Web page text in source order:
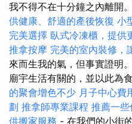
我不得不在十分鐘之內離開。
供健康、舒適的產後恢復 小
完美選擇 臥式冷凍櫃，提供
推拿按摩 完美的室內裝修，
來而生我的氣，但事實證明
廟宇生活有關的，並以此為
的聚會增色不少 月子中心費
劃 推拿師專業課程 推薦一
供搬家服務 - 在我們的小街